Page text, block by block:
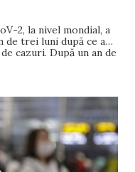
2, la nivel mondial, a
de trei luni după ce a
cazuri. După un an de
din China erau plasate